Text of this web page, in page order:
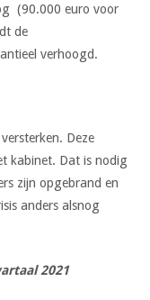
(90.000 euro voor
de
verhoogd.
Deze
kabinet. Dat is nodig
zijn opgebrand en
anders alsnog
2021